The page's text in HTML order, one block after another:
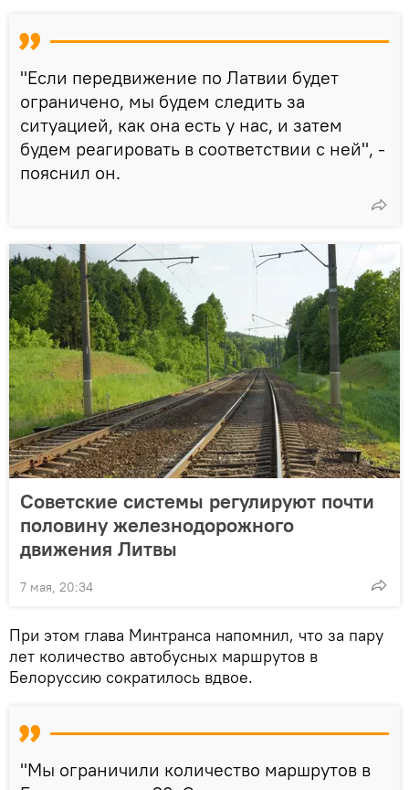
"Если передвижение по Латвии будет
ограничено, мы будем следить за
ситуацией, как она есть у нас, и затем
будем реагировать в соответствии с ней", -
пояснил он.
Советские системы регулируют почти
половину железнодорожного
движения Литвы
7 мая, 20:34
При этом глава Минтранса напомнил, что за пару
лет количество автобусных маршрутов в
Белоруссию сократилось вдвое.
"Мы ограничили количество маршрутов в